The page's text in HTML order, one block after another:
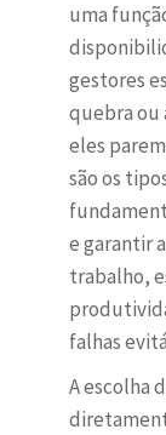
uma
gestores
quebra ou
eles
são os
e garantir
trabalho,
falhas
A escolha